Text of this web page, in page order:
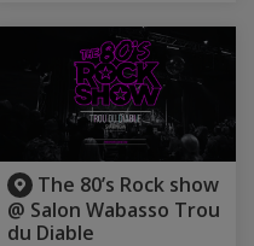
The 80’s Rock show
@ Salon Wabasso Trou
du Diable